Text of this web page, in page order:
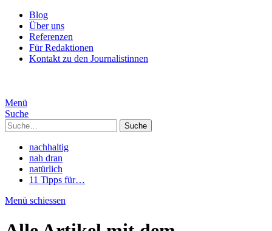
Blog
Über uns
Referenzen
Für Redaktionen
Kontakt zu den Journalistinnen
Menü
Suche
Suche
nachhaltig
nah dran
natürlich
11 Tipps für…
Menü schiessen